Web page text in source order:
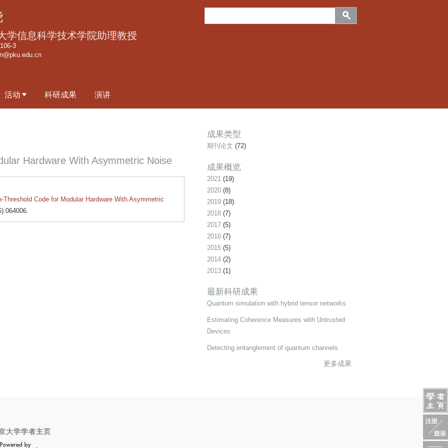
到
要
内
学信息科学技术学院助理教授
3
活动 科研成果 演讲
Hardware With Asymmetric Noise
Threshold Code for Modular Hardware With Asymmetric
成果类型
期刊论文 (72)
成果概览
2021 (19)
2020 (8)
2019 (18)
2018 (7)
2017 (5)
2016 (7)
2015 (5)
2014 (2)
2013 (1)
最新科研成果
Quantum simulation with hybrid tensor networks
Estimating Coherence Measures with Untrusted
Devices
Detecting entanglement of quantum channels
更多成果
大学学者主页